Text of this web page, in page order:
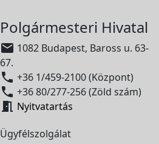
Polgármesteri Hivatal
 1082 Budapest, Baross u. 63-
67.
 +36 1/459-2100 (Központ)
 +36 80/277-256 (Zöld szám)
 Nyitvatartás
Ügyfélszolgálat